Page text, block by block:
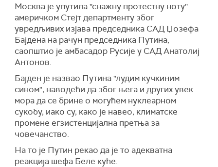
Москва је упутила ''снажну протестну ноту''
америчком Стејт департменту због
увредљивих изјава председника САД Џозефа
Бајдена на рачун председника Путина,
саопштио је амбасадор Русије у САД Анатолиј
Антонов.
Бајден је назвао Путина "лудим кучкиним
сином", наводећи да због њега и других увек
мора да се брине о могућем нуклеарном
сукобу, иако су, како је навео, климатске
промене егзистенцијална претња за
човечанство.
На то је Путин рекао да је то адекватна
реакција шефа Беле куће.